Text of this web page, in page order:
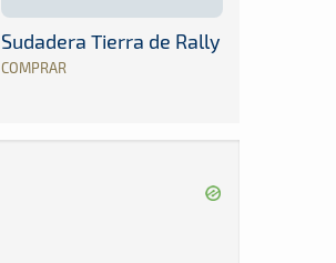
Sudadera Tierra de Rally
COMPRAR